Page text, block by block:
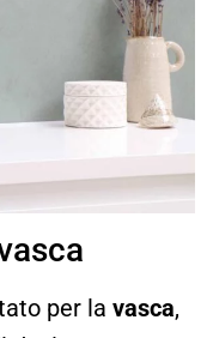
per la vasca,